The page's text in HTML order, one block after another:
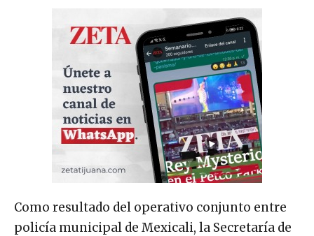
Como resultado del operativo conjunto entre
policía municipal de Mexicali, la Secretaría de